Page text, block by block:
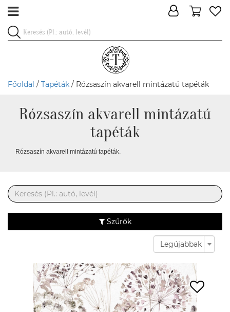
Főoldal / Tapéták / Rózsaszín akvarell mintázatú tapéták
Rózsaszín akvarell mintázatú
tapéták
Rózsaszín akvarell mintázatú tapéták.
Szűrők
Legújabbak